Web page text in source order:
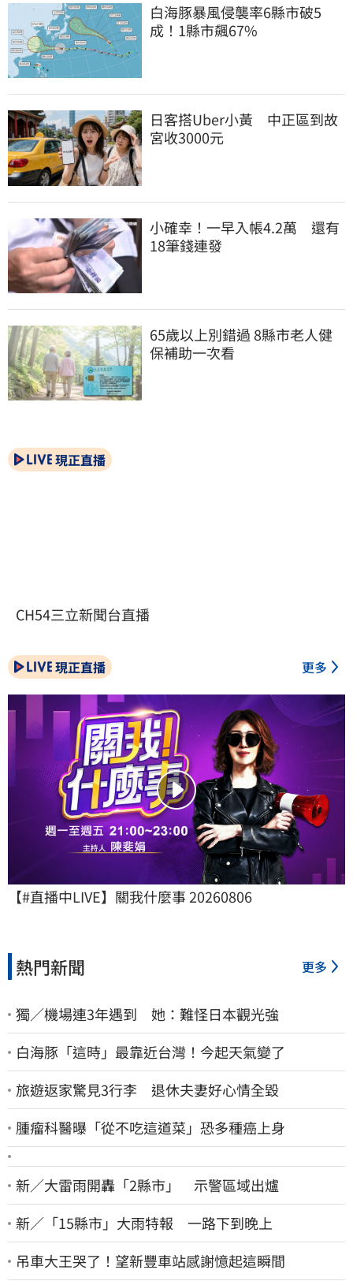
白海豚暴風侵襲率6縣市破5
成！1縣市飆67%
日客搭Uber小黃　中正區到故
宮收3000元
小確幸！一早入帳4.2萬　還有
18筆錢連發
65歲以上別錯過 8縣市老人健
保補助一次看
現正直播
CH54三立新聞台直播
現正直播 更多
【#直播中LIVE】關我什麼事 20260806
熱門新聞 更多
獨／機場連3年遇到 她：難怪日本觀光強
白海豚「這時」最靠近台灣！今起天氣變了
旅遊返家驚見3行李 退休夫妻好心情全毀
腫瘤科醫曝「從不吃這道菜」恐多種癌上身
新／大雷雨開轟「2縣市」 示警區域出爐
新／「15縣市」大雨特報 一路下到晚上
吊車大王哭了！望新豐車站感謝憶起這瞬間